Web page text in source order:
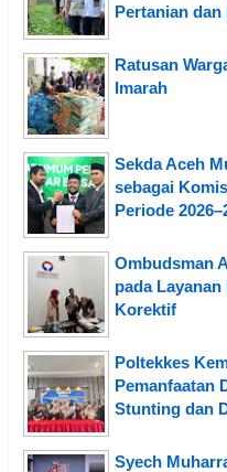
Pertanian
Ratusan
Imarah
Sekda Aceh
sebagai
Periode
Ombudsman
pada
Korektif
Poltekkes
Pemanfaatan
Stunting dan
Syech